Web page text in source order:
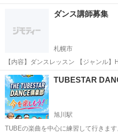
スを踊ります。 特に、園児の歳の運動はその後のスポーツ人生を大き
く変えます。 全ての運動機能やスポー
発寒南駅 ジャ
ダンス講師募集
札幌市
【内容】ダンスレッスン 【ジャンル
【場所】札幌市内 【時期】2026年8月
相談 【対象】小学生4年生〜大人 【人
北海道 札幌市 その他 POP
TUBESTAR
旭川駅
TUBEの楽曲を中心に練習して行きま